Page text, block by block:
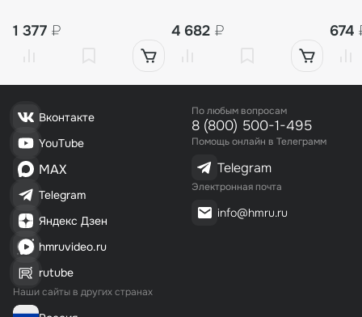
1 377 ₽ 4 682 ₽ 674
Вконтакте
YouTube
MAX
Telegram
Яндекс Дзен
hmruvideo.ru
rutube
Наши сайты в других странах
По любым вопросам
8 (800) 500-1-495
Помощь онлайн в Телеграмм
Telegram
Электронная почта
info@hmru.ru